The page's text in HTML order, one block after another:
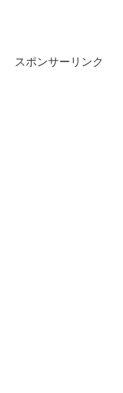
スポンサーリンク